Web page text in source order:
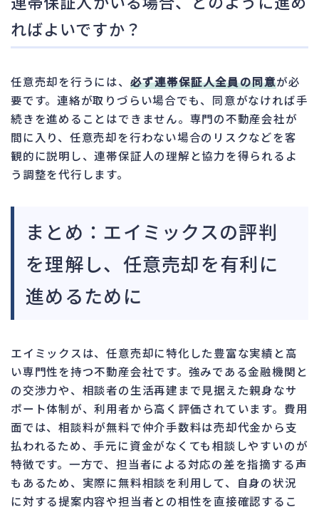
ればよいですか？
任意売却を行うには、 必ず連帯保証人全員の同意が必
要です。連絡が取りづらい場合でも、同意がなければ手
続きを進めることはできません。専門の不動産会社が
間に入り、任意売却を行わない場合のリスクなどを客
観的に説明し、連帯保証人の理解と協力を得られるよ
う調整を代行します。
まとめ：エイミックスの評判
を理解し、任意売却を有利に
進めるために
エイミックスは、任意売却に特化した豊富な実績と高
い専門性を持つ不動産会社です。強みである金融機関と
の交渉力や、相談者の生活再建まで見据えた親身なサ
ポート体制が、利用者から高く評価されています。費用
面では、相談料が無料で仲介手数料は売却代金から支
払われるため、手元に資金がなくても相談しやすいのが
特徴です。一方で、担当者による対応の差を指摘する声
もあるため、実際に無料相談を利用して、自身の状況
に対する提案内容や担当者との相性を直接確認するこ